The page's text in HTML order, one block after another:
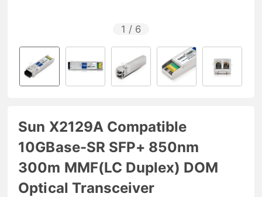
1 / 6
Sun X2129A Compatible
10GBase-SR SFP+ 850nm
300m MMF(LC Duplex) DOM
Optical Transceiver